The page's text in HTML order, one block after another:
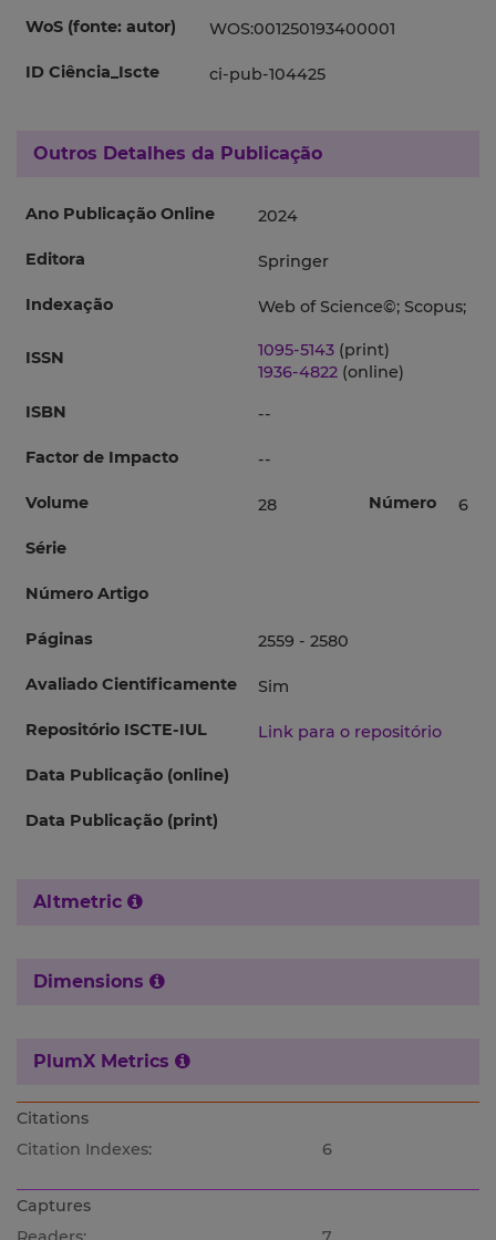
WoS (fonte: autor) WOS:001250193400001
ID Ciência_Iscte ci-pub-104425
Outros Detalhes da Publicação
Ano Publicação Online 2024
Editora Springer
Indexação Web of Science©; Scopus;
ISSN 1095-5143 (print)
1936-4822 (online)
ISBN
--
Factor de Impacto --
Volume 28 Número 6
Série
Número Artigo
Páginas 2559 - 2580
Avaliado Cientificamente Sim
Repositório ISCTE-IUL Link para o repositório
Data Publicação (online)
Data Publicação (print)
Altmetric
Dimensions
PlumX Metrics
Citations
Citation Indexes:
6
Captures